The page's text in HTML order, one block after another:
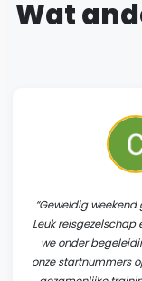
Wat
“Geweldig weekend
Leuk
we onder
onze startnummers